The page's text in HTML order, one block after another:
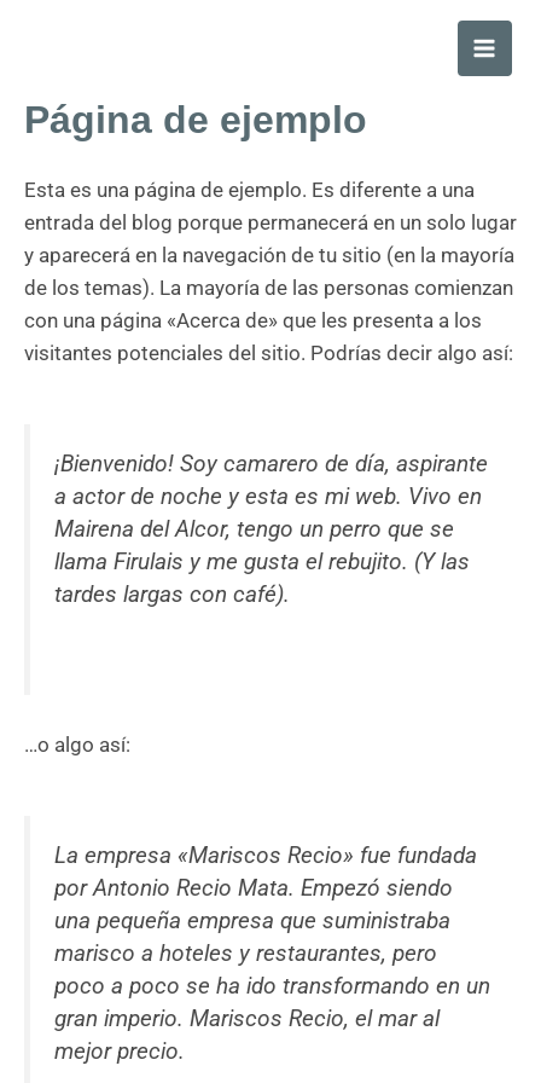
Main
Página de ejemplo
Esta es una página de ejemplo. Es diferente a una
entrada del blog porque permanecerá en un solo lugar
y aparecerá en la navegación de tu sitio (en la mayoría
de los temas). La mayoría de las personas comienzan
con una página «Acerca de» que les presenta a los
visitantes potenciales del sitio. Podrías decir algo así:
¡Bienvenido! Soy camarero de día, aspirante
a actor de noche y esta es mi web. Vivo en
Mairena del Alcor, tengo un perro que se
llama Firulais y me gusta el rebujito. (Y las
tardes largas con café).
…o algo así:
La empresa «Mariscos Recio» fue fundada
por Antonio Recio Mata. Empezó siendo
una pequeña empresa que suministraba
marisco a hoteles y restaurantes, pero
poco a poco se ha ido transformando en un
gran imperio. Mariscos Recio, el mar al
mejor precio.